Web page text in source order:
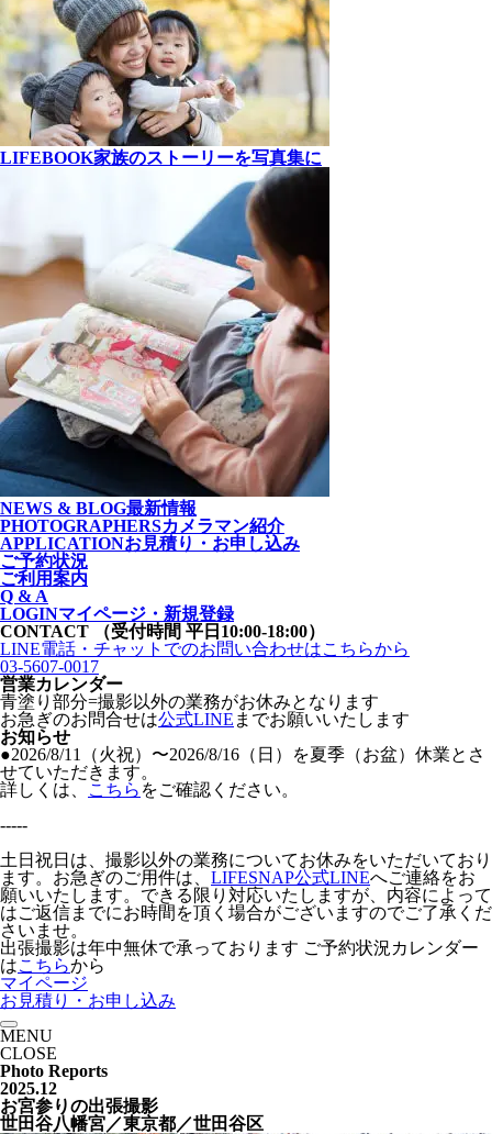
LIFEBOOK家族のストーリーを写真集に
NEWS & BLOG最新情報
PHOTOGRAPHERSカメラマン紹介
APPLICATIONお見積り・お申し込み
ご予約状況
ご利用案内
Q & A
LOGINマイページ・新規登録
CONTACT
（受付時間 平日10:00-18:00）
LINE電話・チャットでのお問い合わせはこちらから
03-5607-0017
営業カレンダー
青塗り 部分=撮影以外の業務がお休みとなります
お急ぎのお問合せは公式LINE までお願いいたします
お知らせ
●2026/8/11（火祝）〜2026/8/16（日）を夏季（お盆）休業とさ
せていただきます。
詳しくは、
こちら をご確認ください。
-----
土日祝日は、撮影以外の業務についてお休みをいただいており
ます。お急ぎのご用件は、 LIFESNAP公式LINEへご連絡をお
願いいたします。できる限り対応いたしますが、内容によって
はご返信までにお時間を頂く場合がございますのでご了承くだ
さいませ。
出張撮影は年中無休で承っております ご予約状況カレンダー
はこちらから
マイページ
お見積り・お申し込み
MENU
CLOSE
Photo Reports
2025.12
お宮参りの出張撮影
世田谷八幡宮／東京都／世田谷区